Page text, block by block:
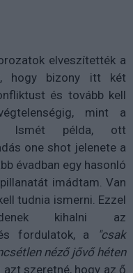
elveszítették a
hogy bizony itt két
és tovább kell
mint a
Ismét példa, ott
one shot jelenete a
évadban egy hasonló
imádtam. Van
tudnia ismerni. Ezzel
kihalni az
fordulatok, a
"csak
néző jővőhéten
szeretné, hogy az ő